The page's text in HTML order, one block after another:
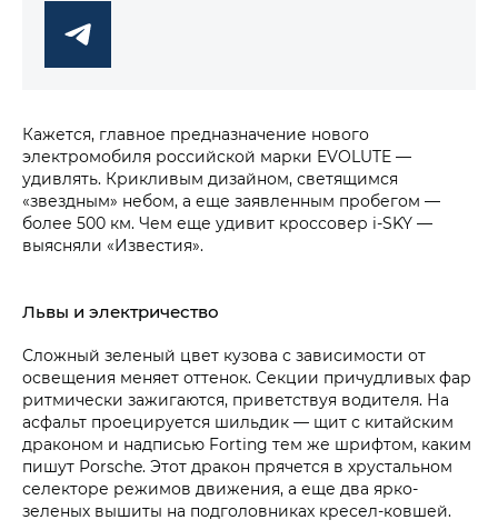
Кажется, главное предназначение нового
электромобиля российской марки EVOLUTE —
удивлять. Крикливым дизайном, светящимся
«звездным» небом, а еще заявленным пробегом —
более 500 км. Чем еще удивит кроссовер i‑SKY —
выясняли «Известия».
Львы и электричество
Сложный зеленый цвет кузова с зависимости от
освещения меняет оттенок. Секции причудливых фар
ритмически зажигаются, приветствуя водителя. На
асфальт проецируется шильдик — щит с китайским
драконом и надписью Forting тем же шрифтом, каким
пишут Porsche. Этот дракон прячется в хрустальном
селекторе режимов движения, а еще два ярко-
зеленых вышиты на подголовниках кресел-ковшей.